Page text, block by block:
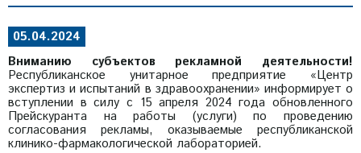
05.04.2024
Вниманию субъектов рекламной деятельности!
Республиканское унитарное предприятие «Центр
экспертиз и испытаний в здравоохранении» информирует о
вступлении в силу с 15 апреля 2024 года обновленного
Прейскуранта на работы (услуги) по проведению
согласования рекламы, оказываемые республиканской
клинико-фармакологической лабораторией.